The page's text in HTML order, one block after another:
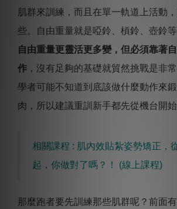
肌群來訓練，而且在單一軌道上活動
些。自由重量就是啞鈴、槓鈴、壺鈴
自由重量更靈活更多變，但必須靠著
作 ，沒有足夠的基礎就貿然挑戰是非
學者可能不知道到底該做什麼動作來
肉，所以建議重訓新手都先從機台開始
相關課程 : 肌內效貼紮姿勢矯正，
起，你做對了嗎？！ (線上課程)
那麼跑者要先訓練那些肌群呢？前面